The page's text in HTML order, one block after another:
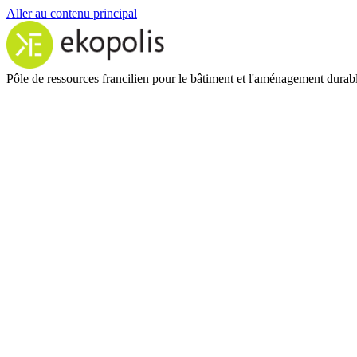
Aller au contenu principal
Pôle de ressources francilien pour le bâtiment et l'aménagement